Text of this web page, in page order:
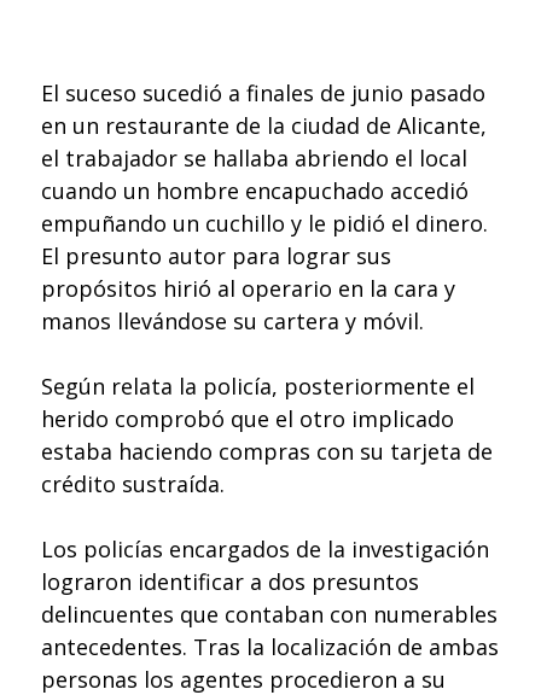
El suceso sucedió a finales de junio pasado
en un restaurante de la ciudad de Alicante,
el trabajador se hallaba abriendo el local
cuando un hombre encapuchado accedió
empuñando un cuchillo y le pidió el dinero.
El presunto autor para lograr sus
propósitos hirió al operario en la cara y
manos llevándose su cartera y móvil.
Según relata la policía, posteriormente el
herido comprobó que el otro implicado
estaba haciendo compras con su tarjeta de
crédito sustraída.
Los policías encargados de la investigación
lograron identificar a dos presuntos
delincuentes que contaban con numerables
antecedentes. Tras la localización de ambas
personas los agentes procedieron a su